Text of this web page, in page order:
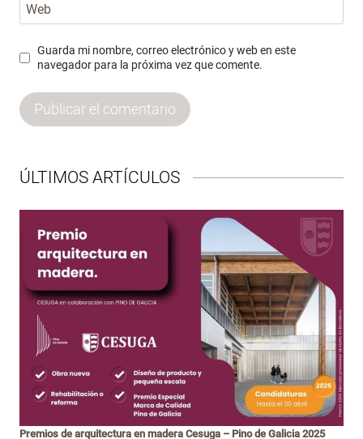
Web
Guarda mi nombre, correo electrónico y web en este
navegador para la próxima vez que comente.
ÚLTIMOS ARTÍCULOS
Premios de arquitectura en madera Cesuga – Pino de Galicia 2025